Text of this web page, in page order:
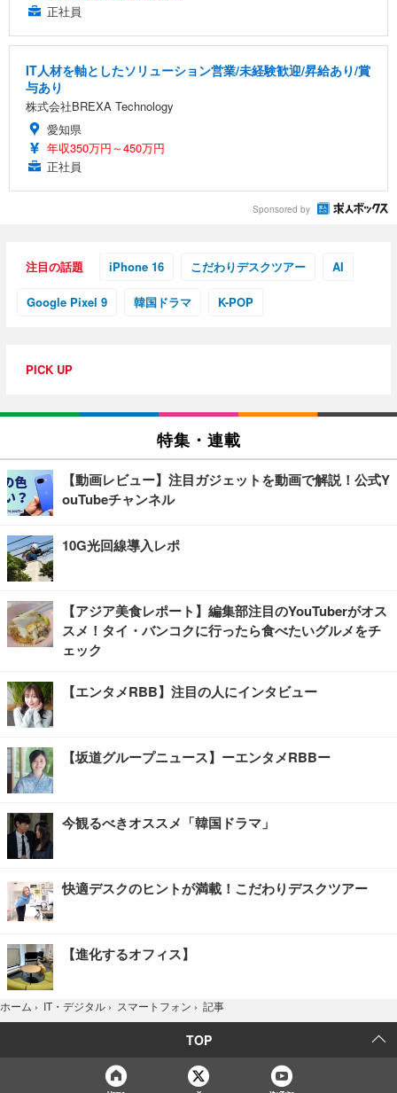
正社員
IT人材を軸としたソリューション営業/未経験歓迎/昇給あり/賞
与あり
株式会社BREXA Technology
愛知県
年収350万円～450万円
正社員
Sponsored by
注目の話題 iPhone 16 こだわりデスクツアー AI
Google Pixel 9 韓国ドラマ K-POP
PICK UP
特集・連載
【動画レビュー】注目ガジェットを動画で解説！公式Y
ouTubeチャンネル
10G光回線導入レポ
【アジア美食レポート】編集部注目のYouTuberがオス
スメ！タイ・バンコクに行ったら食べたいグルメをチ
ェック
【エンタメRBB】注目の人にインタビュー
【坂道グループニュース】ーエンタメRBBー
今観るべきオススメ「韓国ドラマ」
快適デスクのヒントが満載！こだわりデスクツアー
【進化するオフィス】
ホーム › IT・デジタル › スマートフォン › 記事
TOP